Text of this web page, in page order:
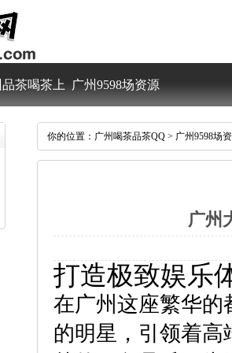
品茶喝茶上
课微信
广州9598场资源
你的位置： 广州喝茶品茶QQ > 广州9598场
广州
打造极致娱乐
在广州这座繁华的
的明星，引领着